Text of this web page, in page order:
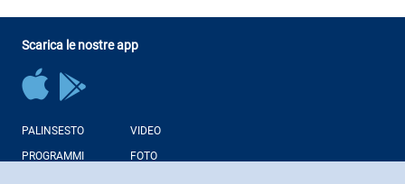
Scarica le nostre app
PALINSESTO
PROGRAMMI
VIDEO
FOTO